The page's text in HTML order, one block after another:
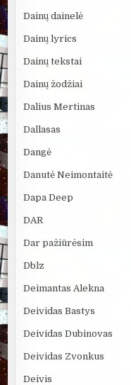
Dainų dainelė
Dainų lyrics
Dainų tekstai
Dainų žodžiai
Dalius Mertinas
Dallasas
Dangė
Danutė Neimontaitė
Dapa Deep
DAR
Dar pažiūrėsim
Dblz
Deimantas Alekna
Deividas Bastys
Deividas Dubinovas
Deividas Zvonkus
Deivis